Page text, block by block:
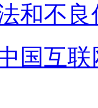
和不
国互